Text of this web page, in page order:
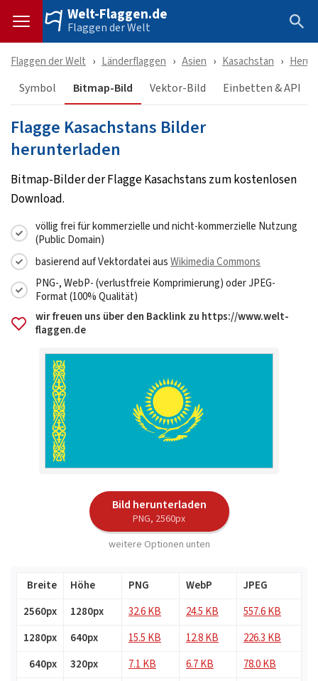
Welt-Flaggen.de
Flaggen der Welt
Flaggen der Welt Länderflaggen Asien Kasachstan
Symbol Bitmap-Bild Vektor-Bild Einbetten & API
Flagge Kasachstans Bilder
herunterladen
Bitmap-Bilder der Flagge Kasachstans zum kostenlosen
Download.
völlig frei für kommerzielle und nicht-kommerzielle Nutzung
(Public Domain)
basierend auf Vektordatei ausWikimedia Commons
PNG-, WebP- (verlustfreie Komprimierung) oder JPEG-
Format (100% Qualität)
wir freuen uns über den Backlink zu https://www.welt-
flaggen.de
Bild herunterladen
PNG, 2560px
weitere Optionen unten
Breite Höhe PNG WebP
JPEG
2560px
1280px 32.6 KB 24.5 KB
557.6 KB
1280px
640px 15.5 KB 12.8 KB
226.3 KB
640px
320px 7.1 KB 6.7 KB
78.0 KB